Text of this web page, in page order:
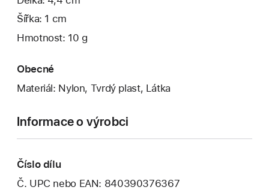
Šířka: 1 cm
Hmotnost: 10 g
Obecné
Materiál: Nylon, Tvrdý plast, Látka
Informace o výrobci
Číslo dílu
Č. UPC nebo EAN: 840390376367